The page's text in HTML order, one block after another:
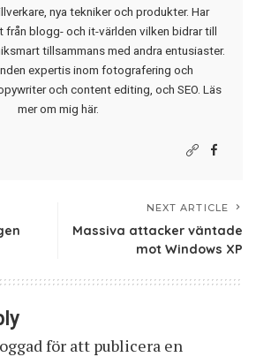
nya tekniker och produkter. Har
från blogg- och it-världen vilken bidrar till
tillsammans med andra entusiaster.
expertis inom fotografering och
och content editing, och SEO. Läs
mer om mig här.
NEXT ARTICLE
Massiva attacker väntade
mot Windows XP
för att publicera en